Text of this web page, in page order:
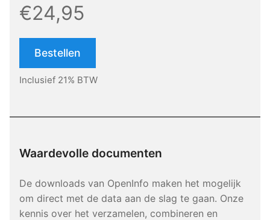
€24,95
Bestellen
Inclusief 21% BTW
Waardevolle documenten
De downloads van OpenInfo maken het mogelijk
om direct met de data aan de slag te gaan. Onze
kennis over het verzamelen, combineren en